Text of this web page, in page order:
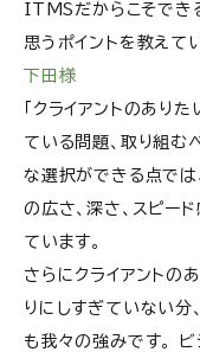
ITMSだからこそでき
思うポイントを教えて
下田様
「クライアントのあり
ている問題、取り組む
な選択ができる点で
の広さ、深さ、スピー
ています。
さらにクライアントの
りにしすぎていない分
も我々の強みです。